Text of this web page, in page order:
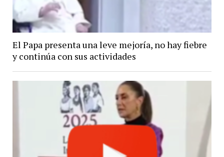
El Papa presenta una leve mejoría, no hay fiebre
y continúa con sus actividades